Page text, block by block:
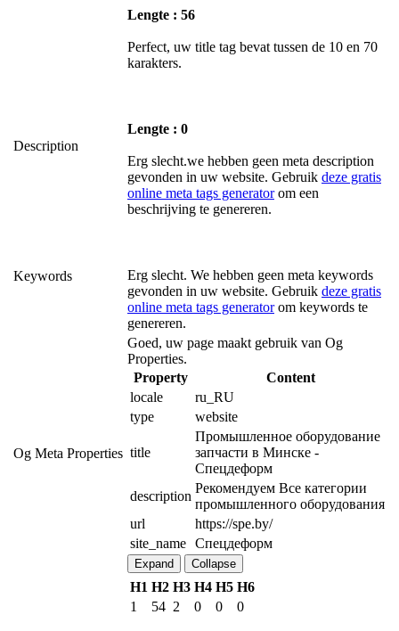
Lengte : 56
Perfect, uw title tag bevat tussen de 10 en 70
karakters.
Description
Lengte : 0
Erg slecht.we hebben geen meta description
gevonden in uw website. Gebruik deze gratis
online meta tags generatorom een
beschrijving te genereren.
Keywords
Erg slecht. We hebben geen meta keywords
gevonden in uw website. Gebruik deze gratis
online meta tags generatorom keywords te
genereren.
Og Meta Properties
Goed, uw page maakt gebruik van Og
Properties.
Property
Content
locale
ru_RU
type
website
title
Промышленное оборудование
запчасти в Минске -
Спецдеформ
description
Рекомендуем Все категории
промышленного оборудования
url
https://spe.by/
site_name Спецдеформ
Expand Collapse
H1 H2 H3 H4 H5 H6
1
54 2 0 0 0